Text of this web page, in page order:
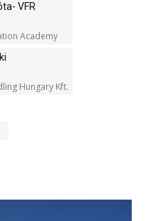
VFR
Academy
Hungary Kft.